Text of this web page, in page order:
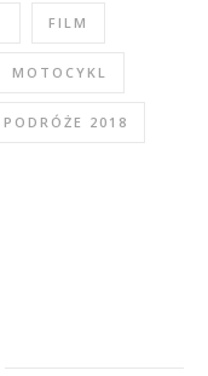
FILM
MOTOCYKL
PODRÓŻE 2018